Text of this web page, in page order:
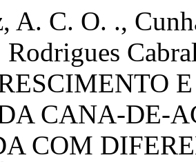
A. C. O. .,
Rodrigues
CANA-DE-
COM